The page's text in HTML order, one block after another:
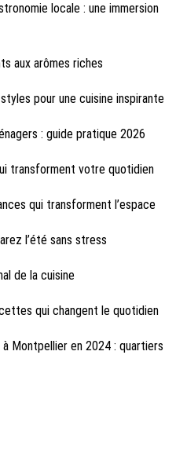
locale : une immersion
aux arômes riches
pour une cuisine inspirante
: guide pratique 2026
transforment votre quotidien
qui transforment l’espace
l’été sans stress
de la cuisine
qui changent le quotidien
Montpellier en 2024 : quartiers